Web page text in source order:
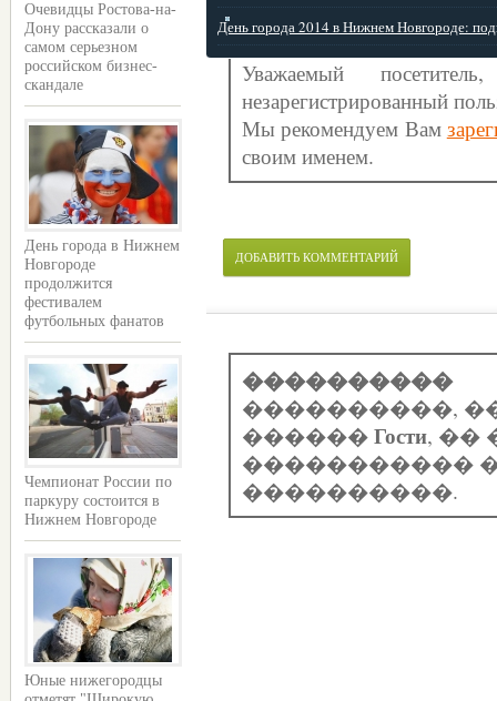
Очевидцы Ростова-на-
Дону рассказали о
самом серьезном
российском бизнес-
скандале
День города в Нижнем
Новгороде
продолжится
фестивалем
футбольных фанатов
Чемпионат России по
паркуру состоится в
Нижнем Новгороде
Юные нижегородцы
День города 2014 в Нижнем Новгороде:
Уважаемый
незарегистрированный
Мы рекомендуем Вам
своим именем.
ДОБАВИТЬ КОММЕНТАРИЙ
����������
����������,
������Гости, ��
�����������
����������.